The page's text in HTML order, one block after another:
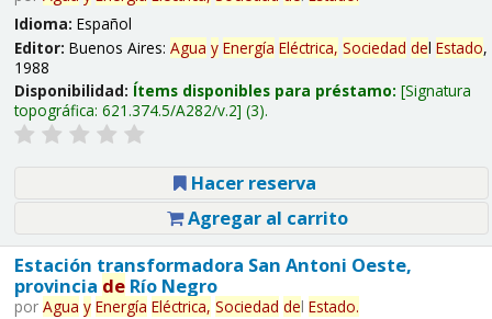
Idioma: Español
Editor: Buenos Aires: Agua y Energía Eléctrica, Sociedad del Estado,
1988
Disponibilidad: Ítems disponibles para préstamo: Signatura
topográfica: 621.374.5/A282/v.2 (3).
Hacer reserva
Agregar al carrito
Estación transformadora San Antoni Oeste,
provincia deRío Negro
por Agua y Energía Eléctrica, Sociedad del Estado.